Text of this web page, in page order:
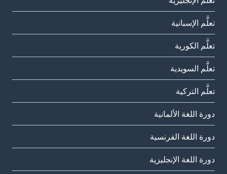
تعلَّم الإسبانية
تعلَّم الكورية
تعلَّم السويدية
تعلَّم التركية
دورة اللغة الألمانية
دورة اللغة الفرنسية
دورة اللغة الإنجليزية